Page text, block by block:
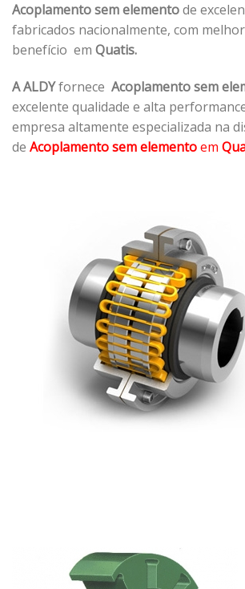
Acoplamento sem elementode
fabricados nacionalmente, com
benefício em Quatis.
A ALDYfornece Acoplamento sem
excelente qualidade e alta
empresa altamente especializada na
de Acoplamento sem elementoem